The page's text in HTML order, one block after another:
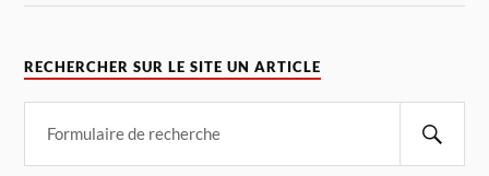
RECHERCHER SUR LE SITE UN ARTICLE